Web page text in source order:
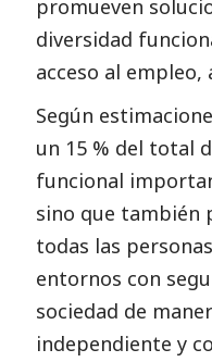
promueven
diversidad
acceso al
Según
un 15 % del total
funcional
sino que también
todas las
entornos con
sociedad de
independiente y